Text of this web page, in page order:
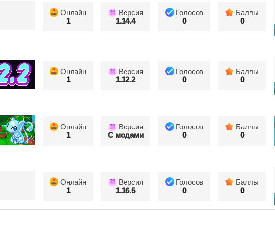
Онлайн
1
Версия
1.14.4
Голосов
0
Баллы
0
Онлайн
1
Версия
1.12.2
Голосов
0
Баллы
0
Онлайн
1
Версия
С модами
Голосов
0
Баллы
0
Онлайн
1
Версия
1.16.5
Голосов
0
Баллы
0